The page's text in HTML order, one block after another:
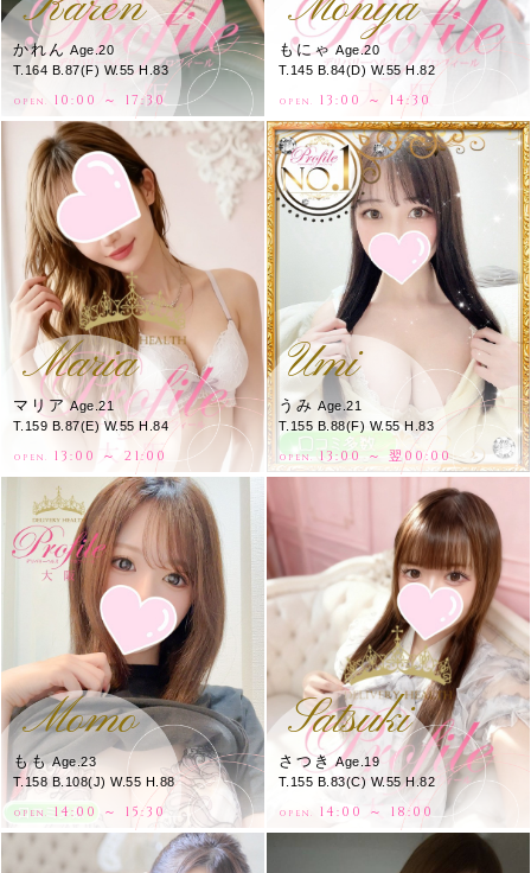
かれんAge.20
T.164 B.87(F) W.55 H.83
OPEN. 10:00 ～ 17:30
もにゃAge.20
T.145 B.84(D) W.55 H.82
OPEN. 13:00 ～ 14:30
Maria
マリアAge.21
T.159 B.87(E) W.55 H.84
OPEN. 13:00 ～ 21:00
Umi
うみ Age.21
T.155 B.88(F) W.55 H.83
OPEN. 13:00 ～ 翌00:00
Momo
ももAge.23
T.158 B.108(J) W.55 H.88
OPEN. 14:00 ～ 15:30
Satsuki
さつき Age.19
T.155 B.83(C) W.55 H.82
OPEN. 14:00 ～ 18:00